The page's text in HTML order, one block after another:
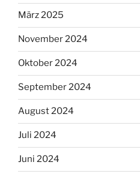
März 2025
November 2024
Oktober 2024
September 2024
August 2024
Juli 2024
Juni 2024